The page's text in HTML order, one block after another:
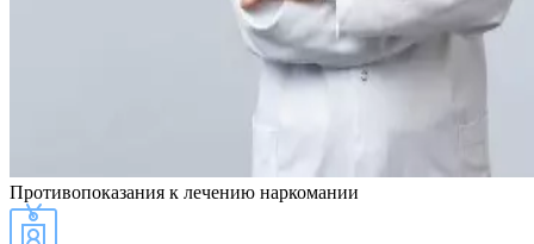
Противопоказания к лечению наркомании